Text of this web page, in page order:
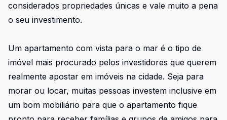
considerados propriedades únicas e vale muito a pena
o seu investimento.
Um apartamento com vista para o mar é o tipo de
imóvel mais procurado pelos investidores que querem
realmente apostar em imóveis na cidade. Seja para
morar ou locar, muitas pessoas investem inclusive em
um bom mobiliário para que o apartamento fique